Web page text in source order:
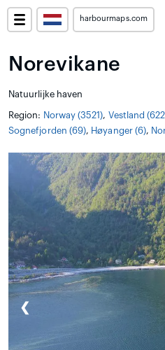
harbourmaps.com
Norevikane
Natuurlijke haven
Region: Norway (3521), Vestland
Sognefjorden (69), Høyanger (6),
❮